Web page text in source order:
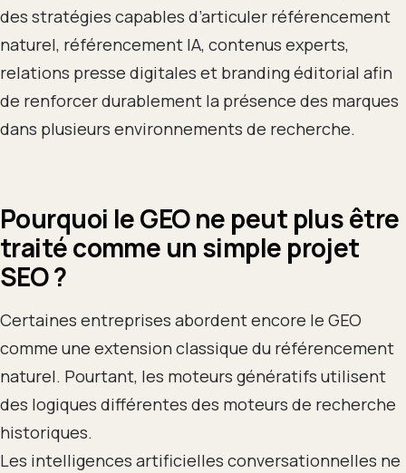
des stratégies capables d’articuler référencement
naturel, référencement IA, contenus experts,
relations presse digitales et branding éditorial afin
de renforcer durablement la présence des marques
dans plusieurs environnements de recherche.
Pourquoi le GEO ne peut plus être
traité comme un simple projet
SEO ?
Certaines entreprises abordent encore le GEO
comme une extension classique du référencement
naturel. Pourtant, les moteurs génératifs utilisent
des logiques différentes des moteurs de recherche
historiques.
Les intelligences artificielles conversationnelles ne